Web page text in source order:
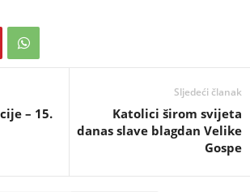
– 15.
Sljedeći članak
Katolici širom svijeta
danas slave blagdan Velike
Gospe